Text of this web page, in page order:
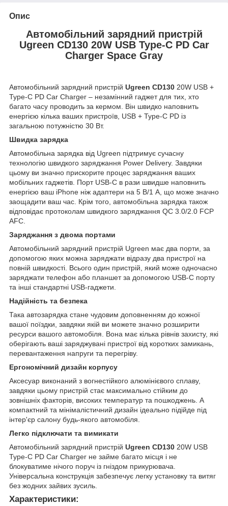
Опис
Автомобільний зарядний пристрій
Ugreen CD130 20W USB Type-C PD Car
Charger Space Gray
Автомобільний зарядний пристрій Ugreen CD130 20W USB +
Type-C PD Car Charger – незамінний гаджет для тих, хто
багато часу проводить за кермом. Він швидко наповнить
енергією кілька ваших пристроїв, USB + Type-C PD із
загальною потужністю 30 Вт.
Швидка зарядка
Автомобільна зарядка від Ugreen підтримує сучасну
технологію швидкого заряджання Power Delivery. Завдяки
цьому ви значно прискорите процес заряджання ваших
мобільних гаджетів. Порт USB-C в рази швидше наповнить
енергією ваш iPhone ніж адаптери на 5 В/1 А, що може значно
заощадити ваш час. Крім того, автомобільна зарядка також
відповідає протоколам швидкого заряджання QC 3.0/2.0 FCP
AFC.
Заряджання з двома портами
Автомобільний зарядний пристрій Ugreen має два порти, за
допомогою яких можна заряджати відразу два пристрої на
повній швидкості. Всього один пристрій, який може одночасно
заряджати телефон або планшет за допомогою USB-C порту
та інші стандартні USB-гаджети.
Надійність та безпека
Така автозарядка стане чудовим доповненням до кожної
вашої поїздки, завдяки якій ви можете значно розширити
ресурси вашого автомобіля. Вона має кілька рівнів захисту, які
оберігають ваші заряджувані пристрої від коротких замикань,
перевантаження напруги та перегріву.
Ергономічний дизайн корпусу
Аксесуар виконаний з вогнестійкого алюмінієвого сплаву,
завдяки цьому пристрій стає максимально стійким до
зовнішніх факторів, високих температур та пошкоджень. А
компактний та мінімалістичний дизайн ідеально підійде під
інтер'єр салону будь-якого автомобіля.
Легко підключати та вимикати
Автомобільний зарядний пристрій Ugreen CD130 20W USB
Type-C PD Car Charger не займе багато місця і не
блокуватиме нічого поруч із гніздом прикурювача.
Універсальна конструкція забезпечує легку установку та витяг
без жодних зайвих зусиль.
Характеристики: